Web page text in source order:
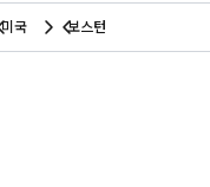
미국 보스턴